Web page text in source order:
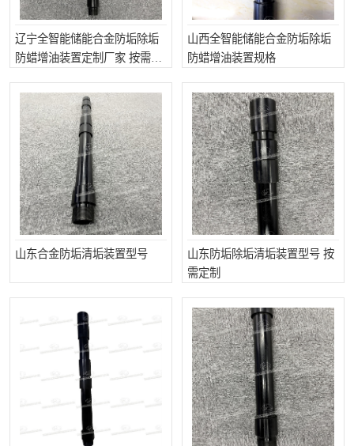
辽宁全智能储能合金防垢除垢
防蜡增油装置定制厂家 按需定
山西全智能储能合金防垢除垢
防蜡增油装置规格
山东合金防垢清垢装置型号
山东防垢除垢清垢装置型号 按
需定制